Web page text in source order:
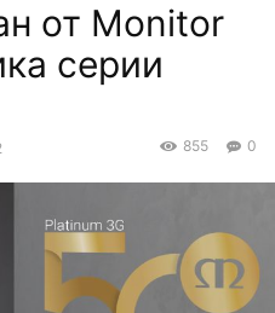
от Monitor
серии
0
855